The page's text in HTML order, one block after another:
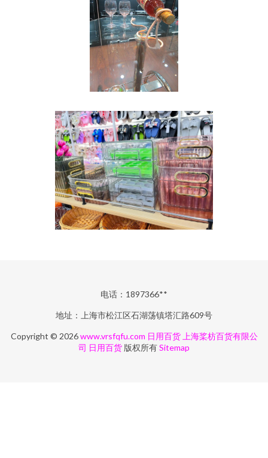
电话：1897366**
地址：上海市松江区石湖荡镇塔汇路609号
Copyright © 2026www.vrsfqfu.com 日用百货 上海桨枋百货有限公
司 日用百货 版权所有Sitemap